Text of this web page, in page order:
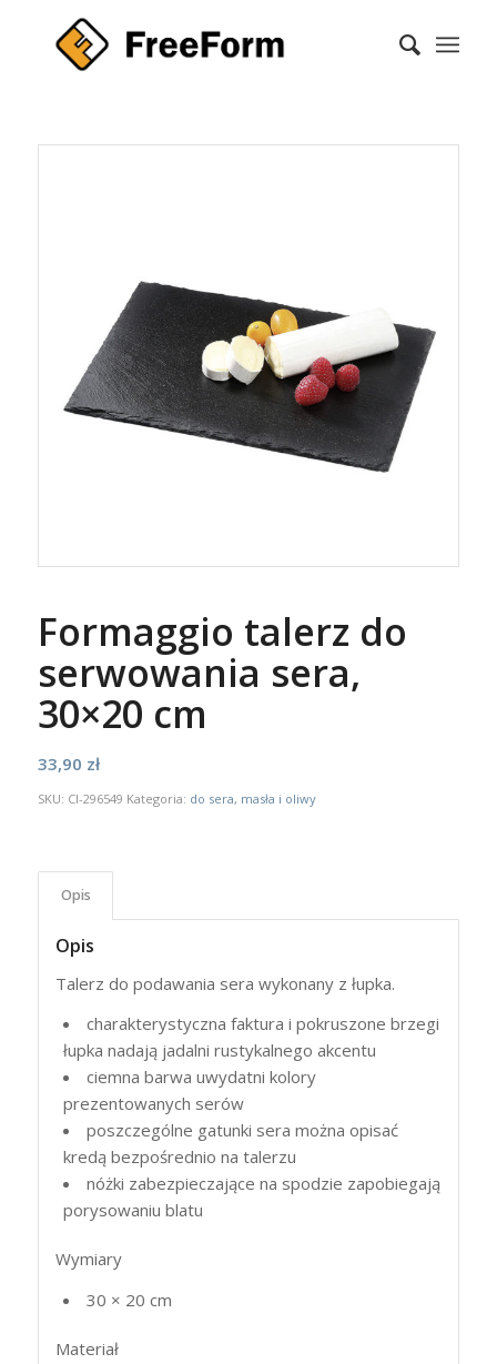
Formaggio talerz do
serwowania sera,
30×20 cm
33,90 zł
SKU: CI-296549 Kategoria: do sera, masła i oliwy
Opis
Opis
Talerz do podawania sera wykonany z łupka.
charakterystyczna faktura i pokruszone brzegi
łupka nadają jadalni rustykalnego akcentu
ciemna barwa uwydatni kolory
prezentowanych serów
poszczególne gatunki sera można opisać
kredą bezpośrednio na talerzu
nóżki zabezpieczające na spodzie zapobiegają
porysowaniu blatu
Wymiary
30 × 20 cm
Materiał